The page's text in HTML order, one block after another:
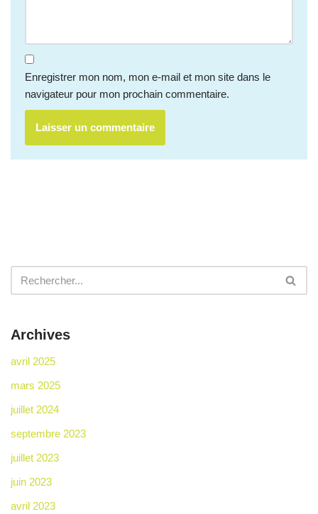
Enregistrer mon nom, mon e-mail et mon site dans le
navigateur pour mon prochain commentaire.
Archives
avril 2025
mars 2025
juillet 2024
septembre 2023
juillet 2023
juin 2023
avril 2023